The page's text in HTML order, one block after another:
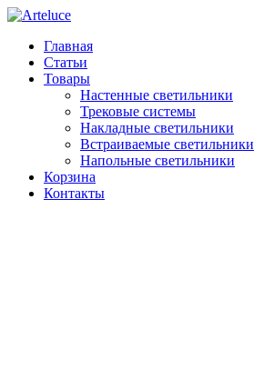
Главная
Статьи
Товары
Настенные светильники
Трековые системы
Накладные светильники
Встраиваемые светильники
Напольные светильники
Корзина
Контакты